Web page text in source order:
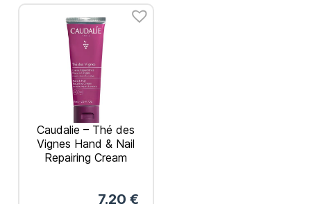
Caudalie – Thé des
Vignes Hand & Nail
Repairing Cream
Χεριών & Νυχιών 75ml
7.20 €